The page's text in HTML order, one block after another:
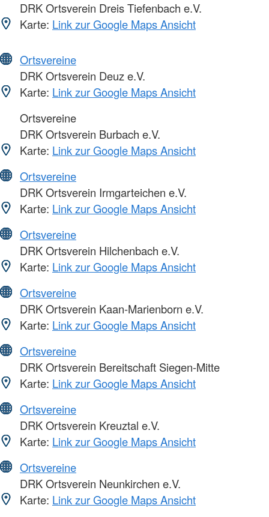
DRK Ortsverein Dreis Tiefenbach e.V.
Karte: Link zur Google Maps Ansicht
Ortsvereine
DRK Ortsverein Deuz e.V.
Karte: Link zur Google Maps Ansicht
Ortsvereine
DRK Ortsverein Burbach e.V.
Karte: Link zur Google Maps Ansicht
Ortsvereine
DRK Ortsverein Irmgarteichen e.V.
Karte: Link zur Google Maps Ansicht
Ortsvereine
DRK Ortsverein Hilchenbach e.V.
Karte: Link zur Google Maps Ansicht
Ortsvereine
DRK Ortsverein Kaan-Marienborn e.V.
Karte: Link zur Google Maps Ansicht
Ortsvereine
DRK Ortsverein Bereitschaft Siegen-Mitte
Karte: Link zur Google Maps Ansicht
Ortsvereine
DRK Ortsverein Kreuztal e.V.
Karte: Link zur Google Maps Ansicht
Ortsvereine
DRK Ortsverein Neunkirchen e.V.
Karte: Link zur Google Maps Ansicht